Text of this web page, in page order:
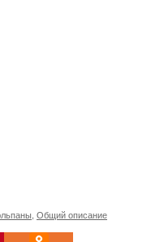
Общий описание